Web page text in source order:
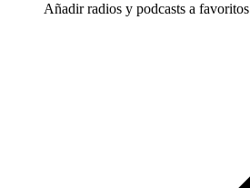
Añadir radios y podcasts a favoritos